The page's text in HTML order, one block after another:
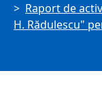
Raport de
H. Rădulescu"